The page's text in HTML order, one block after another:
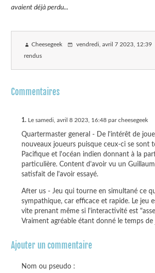
avaient déjà perdu...
Cheesegeek vendredi, avril 7 2023 , 12:39
rendus
Commentaires
1.Le samedi, avril 8 2023, 16:48 par cheesegeek
Quartermaster general - De l'intérêt de
nouveaux joueurs puisque ceux-ci se sont
Pacifique et l'océan indien donnant à la
particulière. Content d'avoir vu un
satisfait de l'avoir essayé.
After us - Jeu qui tourne en simultané ce
sympathique, car efficace et rapide. Le jeu
vite prenant même si l'interactivité est
Vraiment agréable étant donné le temps
Ajouter un commentaire
Nom ou pseudo :